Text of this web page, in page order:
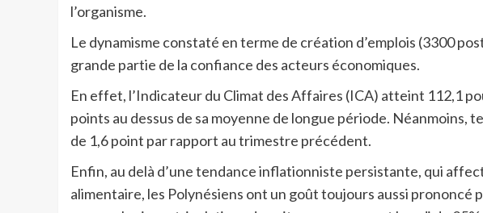
l’organisme.
Le dynamisme constaté en terme de création d’emplois (3300
grande partie de la confiance des acteurs économiques.
En effet, l’Indicateur du Climat des Affaires (ICA) atteint 112,1
points au dessus de sa moyenne de longue période. Néanmoins,
de 1,6 point par rapport au trimestre précédent.
Enfin, au delà d’une tendance inflationniste persistante, qui
alimentaire, les Polynésiens ont un goût toujours aussi prononcé